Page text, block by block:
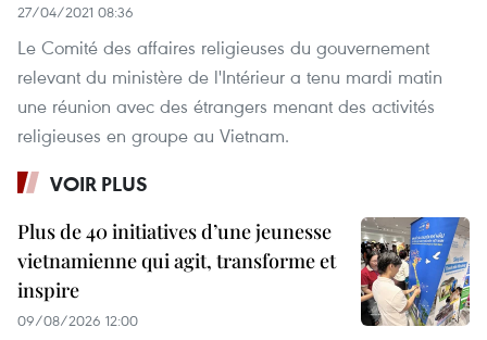
27/04/2021 08:36
Le Comité des affaires religieuses du gouvernement
relevant du ministère de l'Intérieur a tenu mardi matin
une réunion avec des étrangers menant des activités
religieuses en groupe au Vietnam.
VOIR PLUS
Plus de 40 initiatives d’une jeunesse
vietnamienne qui agit, transforme et
inspire
09/08/2026 12:00